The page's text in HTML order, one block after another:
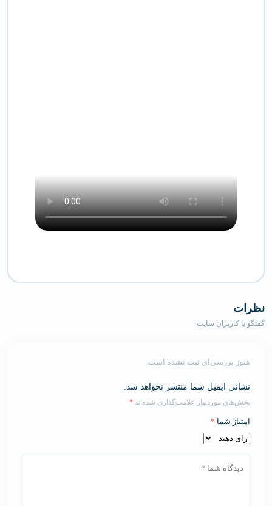
نظرات
گفتگو با کاربران سایت
هنوز بررسی‌ای ثبت نشده است.
نشانی ایمیل شما منتشر نخواهد شد.
بخش‌های موردنیاز علامت‌گذاری شده‌اند *
امتیاز شما *